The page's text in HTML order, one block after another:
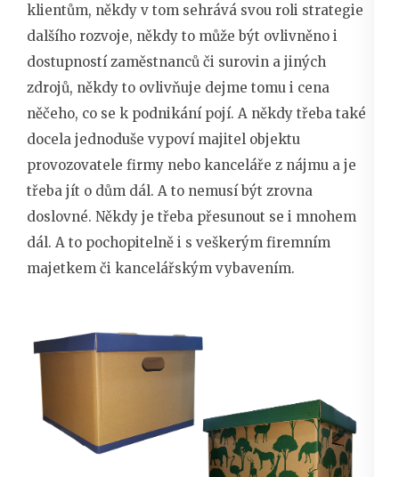
klientům, někdy v tom sehrává svou roli strategie
dalšího rozvoje, někdy to může být ovlivněno i
dostupností zaměstnanců či surovin a jiných
zdrojů, někdy to ovlivňuje dejme tomu i cena
něčeho, co se k podnikání pojí. A někdy třeba také
docela jednoduše vypoví majitel objektu
provozovatele firmy nebo kanceláře z nájmu a je
třeba jít o dům dál. A to nemusí být zrovna
doslovné. Někdy je třeba přesunout se i mnohem
dál. A to pochopitelně i s veškerým firemním
majetkem či kancelářským vybavením.